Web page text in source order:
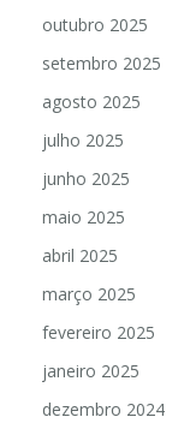
outubro 2025
setembro 2025
agosto 2025
julho 2025
junho 2025
maio 2025
abril 2025
março 2025
fevereiro 2025
janeiro 2025
dezembro 2024